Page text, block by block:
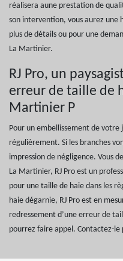
réalisera aune prestation de
son intervention, vous aurez une
plus de détails ou pour une
La Martinier.
RJ Pro, un
erreur de taille de
Martinier P
Pour un embellissement de
régulièrement. Si les branches
impression de négligence. Vous
La Martinier, RJ Pro est un
pour une taille de haie dans les
haie dégarnie, RJ Pro est en
redressement d’une erreur de
pourrez faire appel. Contactez-le